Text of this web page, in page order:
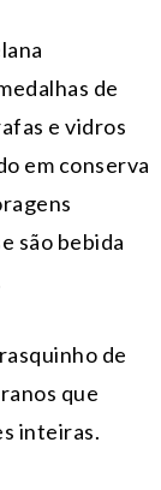
de
e vidros
em conserva
são bebida
de
que
inteiras.